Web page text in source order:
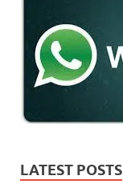
LATEST POSTS